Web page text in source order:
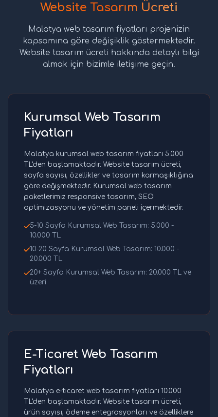
Website Tasarım Ücreti
Malatya web tasarım fiyatları projenizin
kapsamına göre değişiklik göstermektedir.
Website tasarım ücreti hakkında detaylı bilgi
almak için bizimle iletişime geçin.
Kurumsal Web Tasarım
Fiyatları
Malatya kurumsal web tasarım fiyatları 5.000
TL'den başlamaktadır. Website tasarım ücreti,
sayfa sayısı, özellikler ve tasarım karmaşıklığına
göre değişmektedir. Kurumsal web tasarım
paketlerimiz responsive tasarım, SEO
optimizasyonu ve yönetim paneli içermektedir.
5-10 Sayfa Kurumsal Web Tasarım: 5.000 -
10.000 TL
10-20 Sayfa Kurumsal Web Tasarım: 10.000 -
20.000 TL
20+ Sayfa Kurumsal Web Tasarım: 20.000 TL ve
üzeri
E-Ticaret Web Tasarım
Fiyatları
Malatya e-ticaret web tasarım fiyatları 10.000
TL'den başlamaktadır. Website tasarım ücreti,
ürün sayısı, ödeme entegrasyonları ve özelliklere